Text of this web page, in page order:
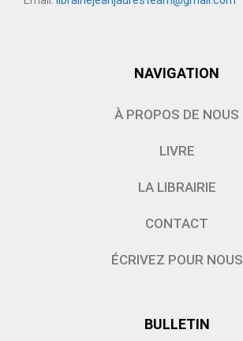
NAVIGATION
À PROPOS DE NOUS
LIVRE
LA LIBRAIRIE
CONTACT
ÉCRIVEZ POUR NOUS
BULLETIN